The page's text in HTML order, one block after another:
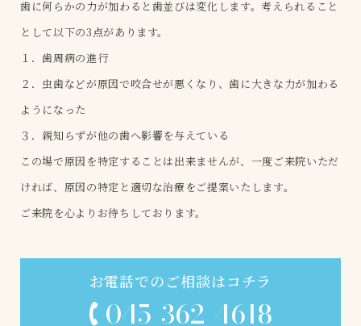
歯に何らかの力が加わると歯並びは変化します。考えられること
として以下の3点があります。
１．歯周病の進行
２．虫歯などが原因で咬合せが悪くなり、歯に大きな力が加わる
ようになった
３．親知らずが他の歯へ影響を与えている
この場で原因を特定することは出来ませんが、一度ご来院いただ
ければ、原因の特定と適切な治療をご提案いたします。
ご来院を心よりお待ちしております。
お電話でのご相談はコチラ
045-362-4618